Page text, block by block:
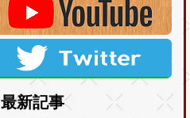
最新記事